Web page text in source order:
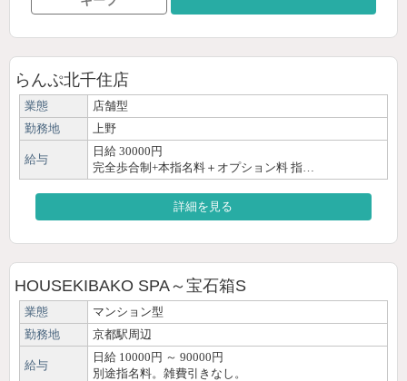
らんぷ北千住店
業態
店舗型
勤務地
上野
給与
日給 30000円
完全歩合制+本指名料＋オプション料 指…
詳細を見る
HOUSEKIBAKO SPA～宝石箱S
業態
マンション型
勤務地
京都駅周辺
給与
日給 10000円 ～ 90000円
別途指名料。雑費引きなし。